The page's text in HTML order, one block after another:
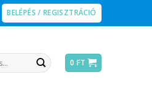
BELÉPÉS / REGISZTRÁCIÓ
0 FT